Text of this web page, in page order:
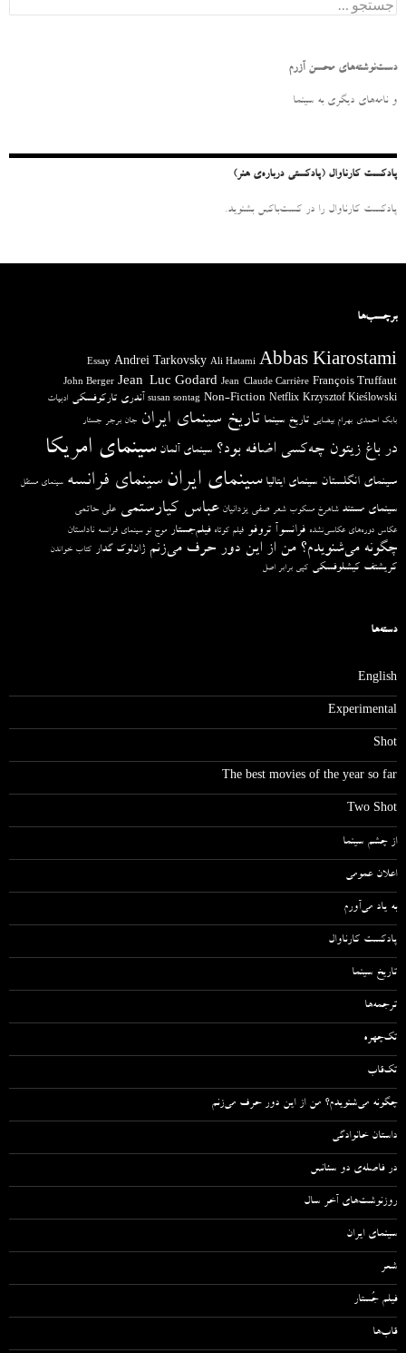
س
و
ر
دست‌نوشته‌های محسن آزرم
و نامه‌‌های دیگری به سینما
پادکست کارناوال (پادکستی درباره‌ی هنر)
پادکست کارناوال را در کست‌باکس بشنوید.
برچسب‌ها
Abbas Kiarostami
Ali Hatami
Andrei Tarkovsky
Essay
François Truffaut
Jean-Claude Carrière
Jean-Luc Godard
John Berger
Krzysztof Kieślowski
Netflix
Non-Fiction
susan sontag آندری تارکوفسکی ادبیات
بابک احمدی بهرام بیضایی تاریخ سینما تاریخ سینمای ایران جان برجر جستار
در باغ زیتون چه‌کسی اضافه بود؟ سینمای آلمان سینمای امریکا
سینمای انگلستان سینمای ایتالیا سینمای ایران سینمای فرانسه سینمای مستقل
سینمای مستند شاهرخ مسکوب شعر صفی یزدانیان عباس کیارستمی علی حاتمی
عکاس دوره‌های عکاسی‌نشده فرانسوآ تروفو فیلم کوتاه فیلم‌جستار موج نو سینمای فرانسه ناداستان
چگونه می‌شنویدم؟ من از این دور حرف می‌زنم ژان‌لوک گدار کتاب خواندن
کریشتف کیشلوفسکی کپی برابر اصل
دسته‌ها
English
Experimental
Shot
The best movies of the year so far
Two Shot
از چشم سینما
اعلان عمومی
به یاد می‌آورم
پادکست کارناوال
تاریخ سینما
ترجمه‌ها
تک‌چهره
تک‌قاب
چگونه می‌شنویدم؟ من از این دور حرف می‌زنم
داستان خانوادگی
در فاصله‌ی دو سئانس
روزنوشت‌های آخر سال
سینمای ایران
شعر
فیلم جُستار
قاب‌ها